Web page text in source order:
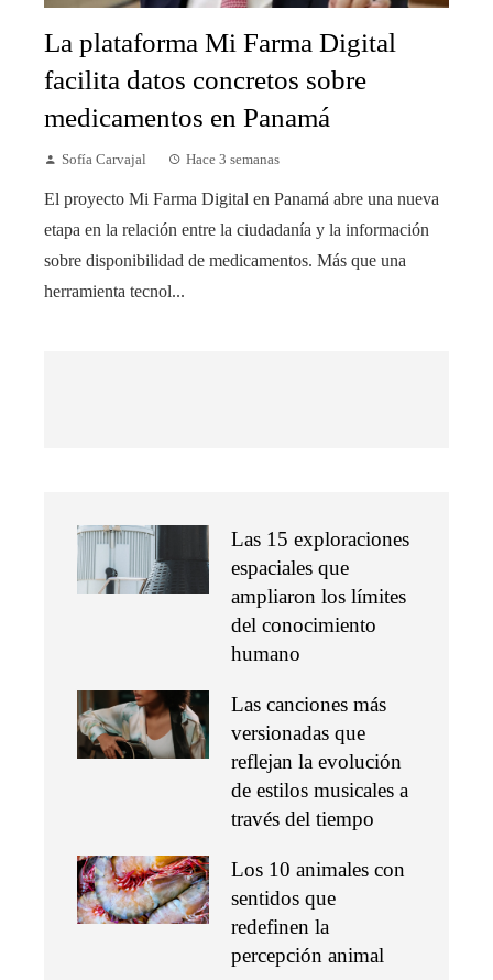
La plataforma Mi Farma Digital
facilita datos concretos sobre
medicamentos en Panamá
Sofía Carvajal Hace 3 semanas
El proyecto Mi Farma Digital en Panamá abre una nueva
etapa en la relación entre la ciudadanía y la información
sobre disponibilidad de medicamentos. Más que una
herramienta tecnol...
Las 15 exploraciones
espaciales que
ampliaron los límites
del conocimiento
humano
Las canciones más
versionadas que
reflejan la evolución
de estilos musicales a
través del tiempo
Los 10 animales con
sentidos que
redefinen la
percepción animal